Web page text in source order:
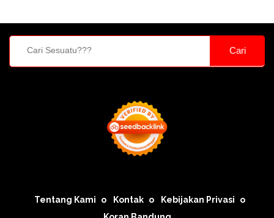
Cari
Tentang Kami Kontak
Kebijakan Privasi